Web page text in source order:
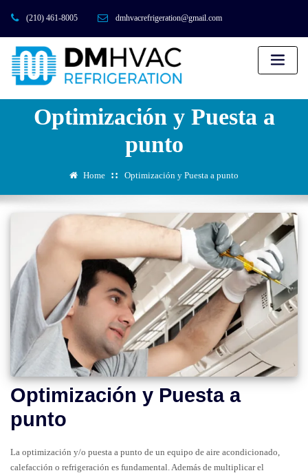
(210) 461-8005 dmhvacrefrigeration@gmail.com
Optimización y Puesta a
punto
Home Optimización y Puesta a punto
Optimización y Puesta a
punto
La optimización y/o puesta a punto de un equipo de aire acondicionado,
calefacción o refrigeración es fundamental. Además de multiplicar el